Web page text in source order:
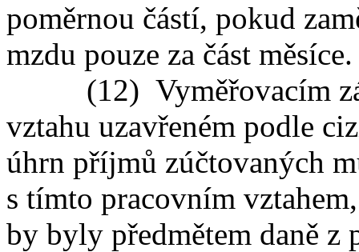
poměrnou částí, pokud
mzdu pouze za část měsíce.
(12) Vyměřovacím
vztahu uzavřeném podle
úhrn příjmů zúčtovaných
s tímto pracovním
by byly předmětem daně